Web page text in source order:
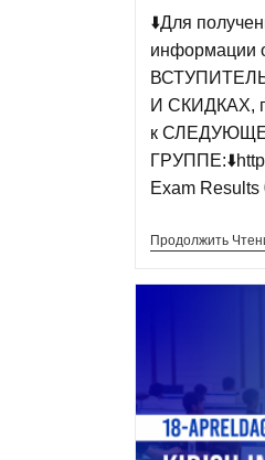
⬇️Для
И СКИДКАХ,
к
Exam
Продолжить